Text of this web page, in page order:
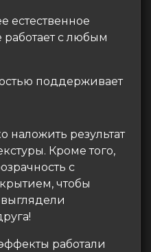
естественное
работает с любым
поддерживает
наложить результат
Кроме того,
с
чтобы
работали